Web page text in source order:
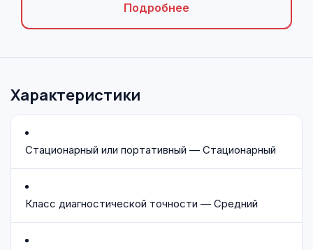
Подробнее
Характеристики
Стационарный или портативный — Стационарный
Класс диагностической точности — Средний